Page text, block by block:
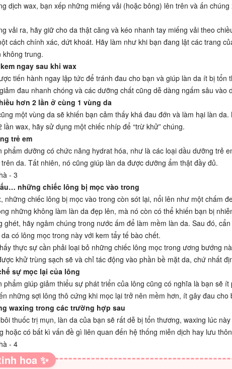
dịch wax, bạn xếp những miếng vải (hoặc bông) lên trên và ấn
vải ra, hãy giữ cho da thật căng và kéo nhanh tay miếng vải theo
cách chính xác, dứt khoát. Hãy làm như khi bạn đang lật các trang
không trung.
ngay sau khi wax
tiến hành ngay lập tức để tránh đau cho bạn và giúp làn da ít bị tổn
đau nhanh chóng và các dưỡng chất cũng dễ dàng ngấm sâu vào
hơn 2 lần ở cùng 1 vùng da
một vùng da sẽ khiến bạn cảm thấy khá đau đớn và làm hại làn
lần wax, hãy sử dụng một chiếc nhíp để “trừ khử” chúng.
trẻ em
phẩm dưỡng có chức năng hydrat hóa, như là các loại dầu dưỡng trẻ
da. Tất nhiên, nó cũng giúp làn da được dưỡng ẩm thật đầy đủ.
những chiếc lông bị mọc vào trong
những chiếc lông bị mọc vào trong còn sót lại, nổi lên như một chấm
những không làm làn da đẹp lên, mà nó còn có thể khiến bạn bị
ghét, hãy ngâm chúng trong nước ấm để làm mềm làn da. Sau đó,
có lông mọc trong này với kem tẩy tế bào chết.
thực sự cần phải loại bỏ những chiếc lông mọc trong ương bướng
khử trùng sạch sẽ và chỉ tác động vào phần bề mặt da, chứ nhất
sự mọc lại của lông
phẩm giúp giảm thiểu sự phát triển của lông cũng có nghĩa là bạn sẽ
những sợi lông thô cứng khi mọc lại trở nên mềm hơn, ít gây đau cho
waxing trong các trường hợp sau
thuốc trị mụn, làn da của bạn sẽ rất dễ bị tổn thương, waxing lúc
hoặc có bất kì vấn đề gì liên quan đến hệ thống miễn dịch hay lưu
hoa ✨